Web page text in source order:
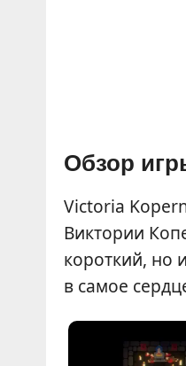
Обзор
Victoria
Виктории
короткий, но
в самое